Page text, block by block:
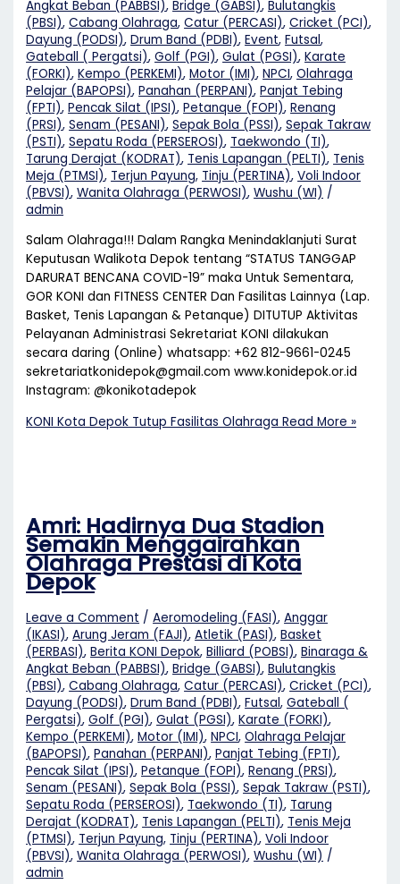
Angkat Beban (PABBSI),Bridge (GABSI),Bulutangkis
(PBSI),Cabang Olahraga,Catur (PERCASI),Cricket (PCI),
Dayung (PODSI),Drum Band (PDBI),Event,Futsal,
Gateball ( Pergatsi),Golf (PGI),Gulat (PGSI),Karate
(FORKI),Kempo (PERKEMI),Motor (IMI),NPCI,Olahraga
Pelajar (BAPOPSI),Panahan (PERPANI),Panjat Tebing
(FPTI),Pencak Silat (IPSI),Petanque (FOPI),Renang
(PRSI),Senam (PESANI),Sepak Bola (PSSI),Sepak Takraw
(PSTI),Sepatu Roda (PERSEROSI), Taekwondo (TI),
Tarung Derajat (KODRAT), Tenis Lapangan (PELTI), Tenis
Meja (PTMSI), Terjun Payung, Tinju (PERTINA),Voli Indoor
(PBVSI),Wanita Olahraga (PERWOSI),Wushu (WI) /
admin
Salam Olahraga!!! Dalam Rangka Menindaklanjuti Surat
Keputusan Walikota Depok tentang “STATUS TANGGAP
DARURAT BENCANA COVID-19” maka Untuk Sementara,
GOR KONI dan FITNESS CENTER Dan Fasilitas Lainnya (Lap.
Basket, Tenis Lapangan & Petanque) DITUTUP Aktivitas
Pelayanan Administrasi Sekretariat KONI dilakukan
secara daring (Online) whatsapp: +62 812-9661-0245
sekretariatkonidepok@gmail.com www.konidepok.or.id
Instagram: @konikotadepok
KONI Kota Depok Tutup Fasilitas Olahraga Read More »
Amri: Hadirnya Dua Stadion
Semakin Menggairahkan
Olahraga Prestasi di Kota
Depok
Leave a Comment /Aeromodeling (FASI),Anggar
(IKASI),Arung Jeram (FAJI),Atletik (PASI),Basket
(PERBASI),Berita KONI Depok,Billiard (POBSI),Binaraga &
Angkat Beban (PABBSI),Bridge (GABSI),Bulutangkis
(PBSI),Cabang Olahraga,Catur (PERCASI),Cricket (PCI),
Dayung (PODSI),Drum Band (PDBI),Futsal,Gateball (
Pergatsi),Golf (PGI),Gulat (PGSI),Karate (FORKI),
Kempo (PERKEMI),Motor (IMI),NPCI,Olahraga Pelajar
(BAPOPSI),Panahan (PERPANI),Panjat Tebing (FPTI),
Pencak Silat (IPSI),Petanque (FOPI),Renang (PRSI),
Senam (PESANI),Sepak Bola (PSSI),Sepak Takraw (PSTI),
Sepatu Roda (PERSEROSI), Taekwondo (TI), Tarung
Derajat (KODRAT), Tenis Lapangan (PELTI), Tenis Meja
(PTMSI), Terjun Payung, Tinju (PERTINA),Voli Indoor
(PBVSI),Wanita Olahraga (PERWOSI),Wushu (WI) /
admin